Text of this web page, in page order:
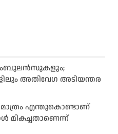
അതിവേഗ അടിയന്തര
മാത്രം എന്തുകൊണ്ടാണ്
മികച്ചതാണെന്ന്